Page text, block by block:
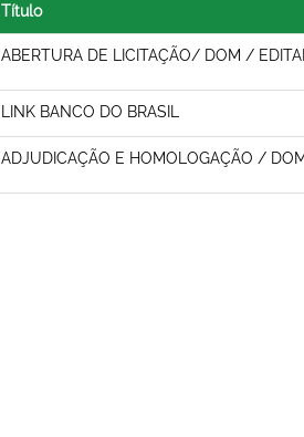
Título
ABERTURA DE LICITAÇÃO/ DOM /
LINK BANCO DO BRASIL
ADJUDICAÇÃO E HOMOLOGAÇÃO /